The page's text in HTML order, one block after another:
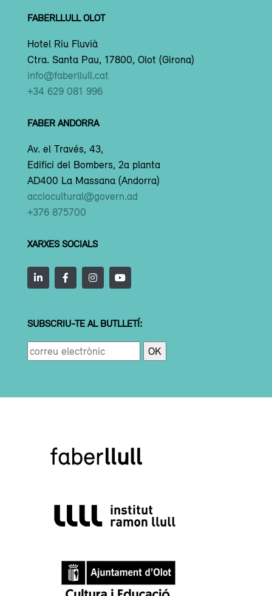
FABERLLULL OLOT
Hotel Riu Fluvià
Ctra. Santa Pau, 17800, Olot (Girona)
info@faberllull.cat
+34 629 081 996
FABER ANDORRA
Av. el Través, 43,
Edifici del Bombers, 2a planta
AD400 La Massana (Andorra)
acciocultural@govern.ad
+376 875700
XARXES SOCIALS
SUBSCRIU-TE AL BUTLLETÍ: